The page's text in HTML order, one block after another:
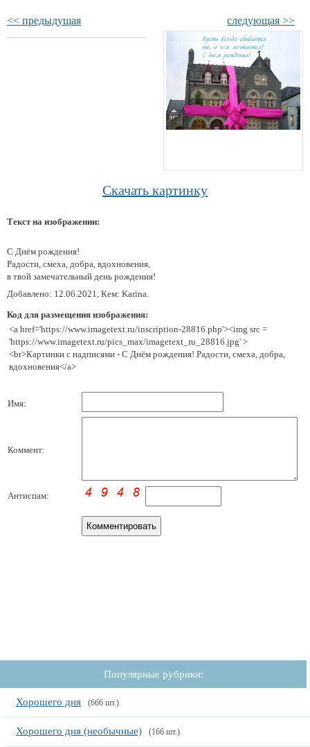
<< предыдущая следующая >>
Скачать картинку
Текст на изображении:
С Днём рождения!
Радости, смеха, добра, вдохновения,
в твой замечательный день рождения!
Добавлено: 12.06.2021, Кем: Karina.
Код для размещения изображения:
<a href='https://www.imagetext.ru/inscription-28816.php'><img src =
'https://www.imagetext.ru/pics_max/imagetext_ru_28816.jpg' >
<br>Картинки с надписями - С Днём рождения! Радости, смеха, добра,
вдохновения</a>
Имя:
Коммент:
Антиспам:
Популярные рубрики:
Хорошего дня (666 шт.)
Хорошего дня (необычные) (166 шт.)